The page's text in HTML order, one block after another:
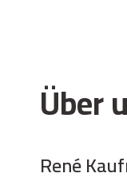
Über
René